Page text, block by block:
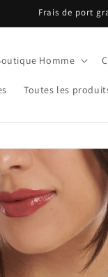
Frais de port
Homme
Toutes les